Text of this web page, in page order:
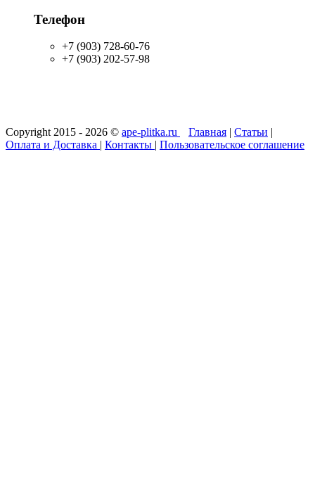
Телефон
+7 (903) 728-60-76
+7 (903) 202-57-98
Copyright 2015 - 2026 © ape-plitka.ru Главная | Статьи |
Оплата и Доставка | Контакты | Пользовательское соглашение